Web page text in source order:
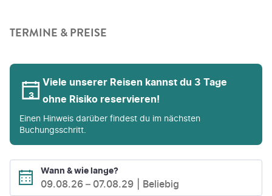
TERMINE & PREISE
Viele unserer Reisen kannst du 3 Tage
ohne Risiko reservieren!
Einen Hinweis darüber findest du im nächsten
Buchungsschritt.
Wann & wie lange?
09.08.26 – 07.08.29 Beliebig